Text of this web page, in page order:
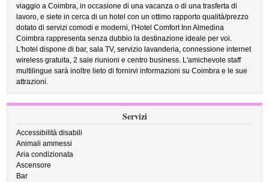
viaggio a Coimbra, in occasione di una vacanza o di una trasferta di
lavoro, e siete in cerca di un hotel con un ottimo rapporto qualità/prezzo
dotato di servizi comodi e moderni, l'Hotel Comfort Inn Almedina
Coimbra rappresenta senza dubbio la destinazione ideale per voi.
L'hotel dispone di bar, sala TV, servizio lavanderia, connessione internet
wireless gratuita, 2 sale riunioni e centro business. L'amichevole staff
multilingue sarà inoltre lieto di fornirvi informazioni su Coimbra e le sue
attrazioni.
Servizi
Accessibilità disabili
Animali ammessi
Aria condizionata
Ascensore
Bar